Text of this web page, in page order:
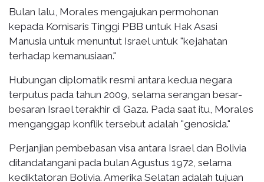
Bulan lalu, Morales mengajukan permohonan
kepada Komisaris Tinggi PBB untuk Hak Asasi
Manusia untuk menuntut Israel untuk "kejahatan
terhadap kemanusiaan."
Hubungan diplomatik resmi antara kedua negara
terputus pada tahun 2009, selama serangan besar-
besaran Israel terakhir di Gaza. Pada saat itu, Morales
menganggap konflik tersebut adalah "genosida."
Perjanjian pembebasan visa antara Israel dan Bolivia
ditandatangani pada bulan Agustus 1972, selama
kediktatoran Bolivia. Amerika Selatan adalah tujuan